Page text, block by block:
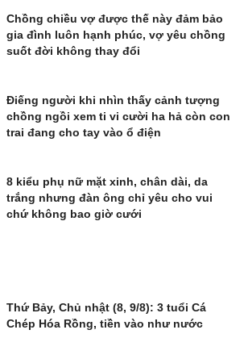
Chồng chiều vợ được thế này đảm bảo
gia đình luôn hạnh phúc, vợ yêu chồng
suốt đời không thay đổi
Điếng người khi nhìn thấy cảnh tượng
chồng ngồi xem ti vi cười ha hả còn con
trai đang cho tay vào ổ điện
8 kiểu phụ nữ mặt xinh, chân dài, da
trắng nhưng đàn ông chỉ yêu cho vui
chứ không bao giờ cưới
Thứ Bảy, Chủ nhật (8, 9/8): 3 tuổi Cá
Chép Hóa Rồng, tiền vào như nước